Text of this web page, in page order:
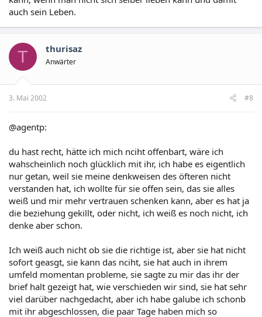
auch sein Leben.
T thurisaz
Anwärter
3. Mai 2002 #8
@agentp:
du hast recht, hätte ich mich nciht offenbart, wäre ich
wahscheinlich noch glücklich mit ihr, ich habe es eigentlich
nur getan, weil sie meine denkweisen des öfteren nicht
verstanden hat, ich wollte für sie offen sein, das sie alles
weiß und mir mehr vertrauen schenken kann, aber es hat ja
die beziehung gekillt, oder nicht, ich weiß es noch nicht, ich
denke aber schon.
Ich weiß auch nicht ob sie die richtige ist, aber sie hat nicht
sofort geasgt, sie kann das nciht, sie hat auch in ihrem
umfeld momentan probleme, sie sagte zu mir das ihr der
brief halt gezeigt hat, wie verschieden wir sind, sie hat sehr
viel darüber nachgedacht, aber ich habe galube ich schonb
mit ihr abgeschlossen, die paar Tage haben mich so